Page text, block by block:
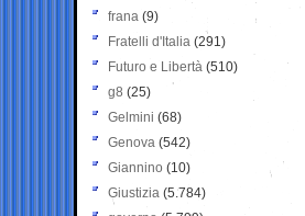
frana (9)
Fratelli d'Italia (291)
Futuro e Libertà (510)
g8 (25)
Gelmini (68)
Genova (542)
Giannino (10)
Giustizia (5.784)